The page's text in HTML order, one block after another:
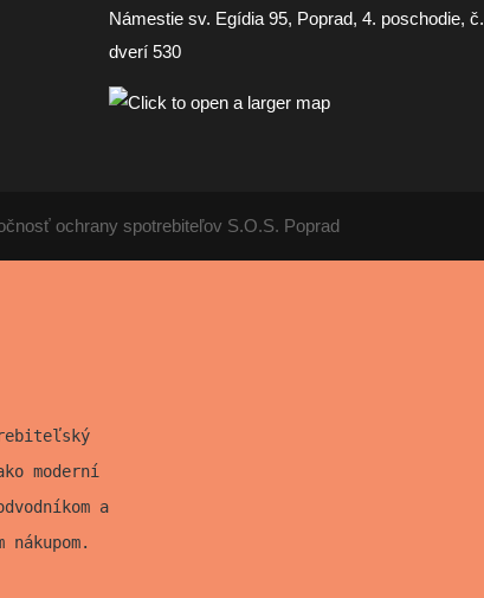
Námestie sv. Egídia 95, Poprad, 4. poschodie, č.
dverí 530
ochrany spotrebiteľov S.O.S. Poprad
moderní
a